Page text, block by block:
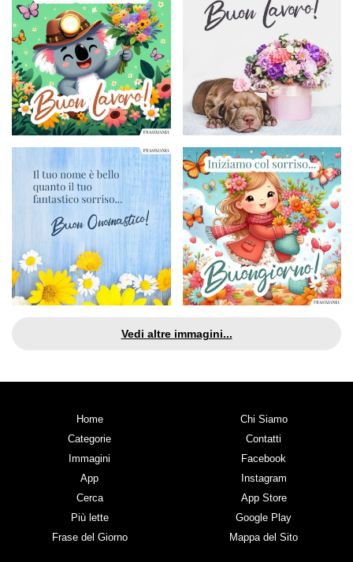
Vedi altre immagini...
Home
Categorie
Immagini
App
Cerca
Più lette
Frase del Giorno
Chi Siamo
Contatti
Facebook
Instagram
App Store
Google Play
Mappa del Sito